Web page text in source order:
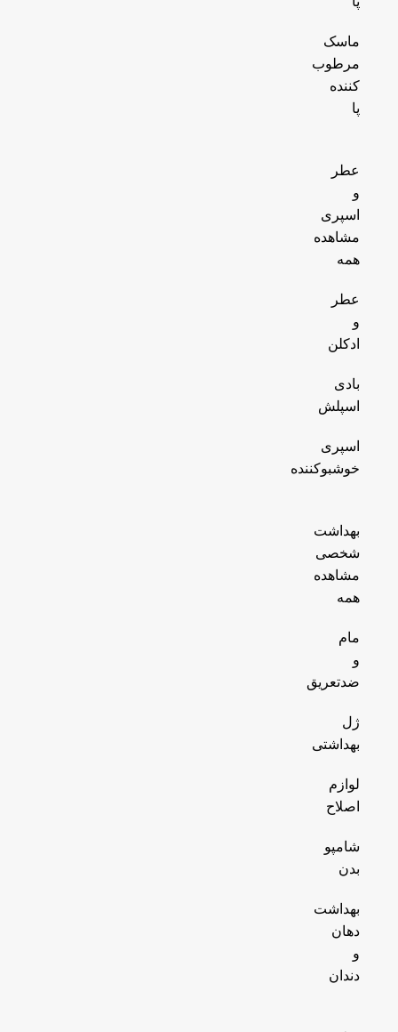
ماسک
مرطوب
کننده
پا
عطر
و
اسپری
مشاهده
همه
عطر
و
ادکلن
بادی
اسپلش
اسپری
خوشبوکننده
بهداشت
شخصی
مشاهده
همه
مام
و
ضدتعریق
ژل
بهداشتی
لوازم
اصلاح
شامپو
بدن
بهداشت
دهان
و
دندان